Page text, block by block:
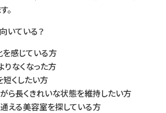
。
いている？
感じている方
りなくなった方
短くしたい方
ら長くきれいな状態を維持したい方
える美容室を探している方